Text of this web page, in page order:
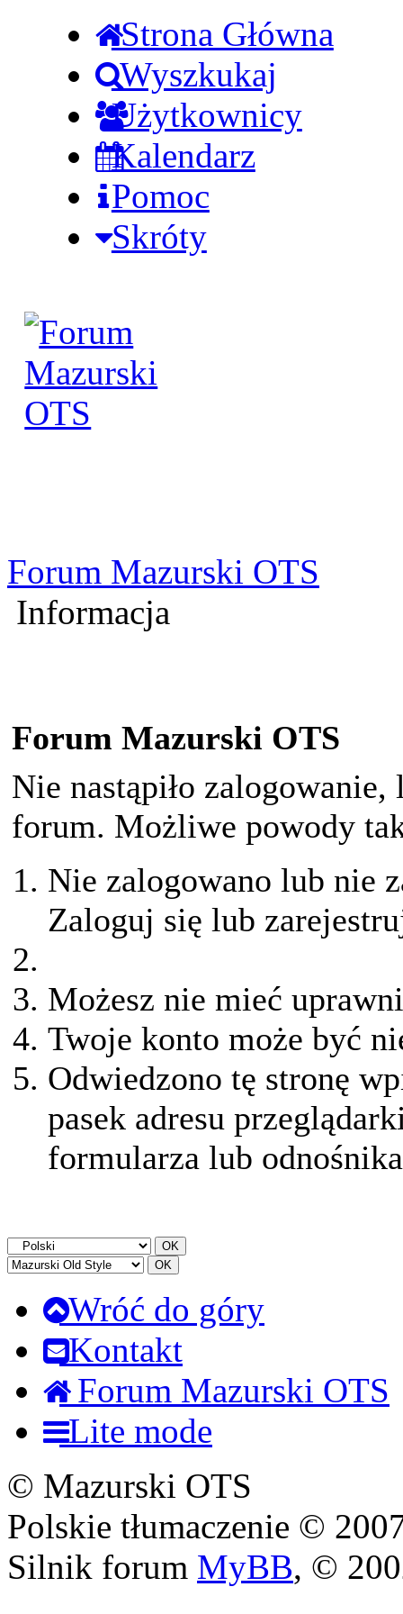
Strona Główna
Wyszkukaj
Użytkownicy
Kalendarz
Pomoc
Skróty
Forum Mazurski OTS
Informacja
Forum Mazurski OTS
Nie nastąpiło
forum. Możliwe powody
Nie zalogowano lub nie
Zaloguj się lub
Możesz nie mieć
Twoje konto może być
Odwiedzono tę stronę
pasek adresu
formularza lub
Wróć do góry
Kontakt
Forum Mazurski OTS
Lite mode
© Mazurski OTS
Polskie tłumaczenie ©
Silnik forum MyBB, ©